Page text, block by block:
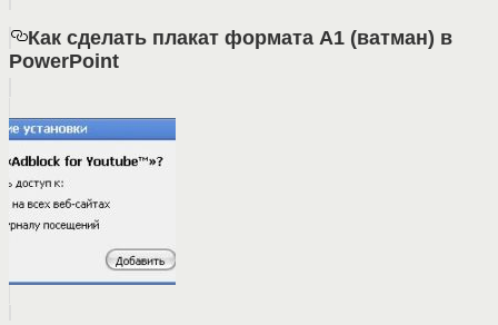
Как сделать плакат формата А1 (ватман) в
PowerPoint